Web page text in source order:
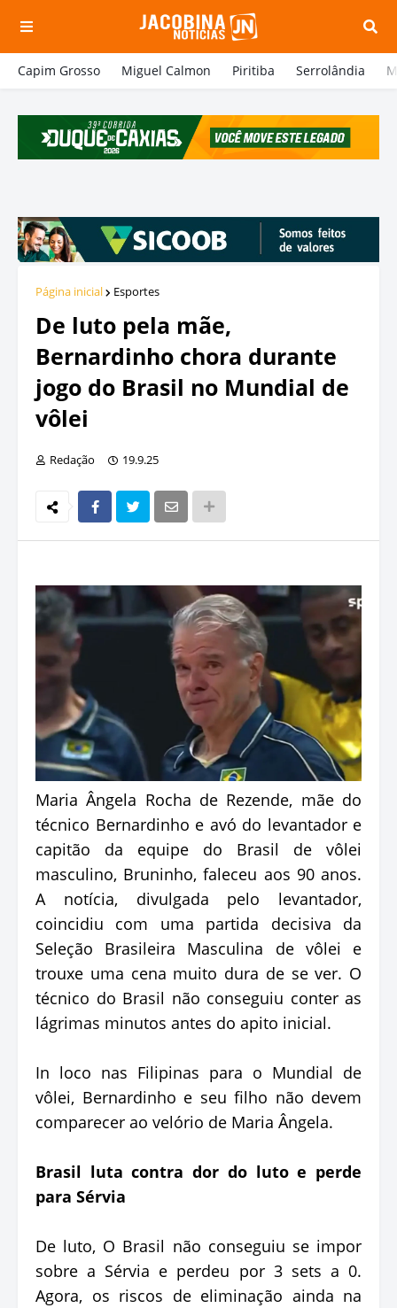
Capim Grosso Miguel Calmon Piritiba Serrolândia
Página inicial Esportes
De luto pela mãe,
Bernardinho chora durante
jogo do Brasil no Mundial de
vôlei
Redação 19.9.25
Maria Ângela Rocha de Rezende, mãe do
técnico Bernardinho e avó do levantador e
capitão da equipe do Brasil de vôlei
masculino, Bruninho, faleceu aos 90 anos.
A notícia, divulgada pelo levantador,
coincidiu com uma partida decisiva da
Seleção Brasileira Masculina de vôlei e
trouxe uma cena muito dura de se ver. O
técnico do Brasil não conseguiu conter as
lágrimas minutos antes do apito inicial.
In loco nas Filipinas para o Mundial de
vôlei, Bernardinho e seu filho não devem
comparecer ao velório de Maria Ângela.
Brasil luta contra dor do luto e perde
para Sérvia
De luto, O Brasil não conseguiu se impor
sobre a Sérvia e perdeu por 3 sets a 0.
Agora, os riscos de eliminação ainda na